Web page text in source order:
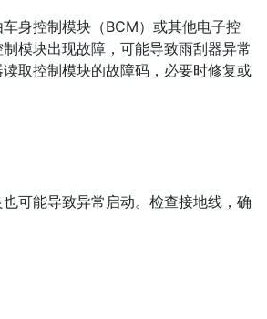
身控制模块（BCM）或其他电子控
模块出现故障，可能导致雨刮器异常
取控制模块的故障码，必要时修复或
可能导致异常启动。检查接地线，确